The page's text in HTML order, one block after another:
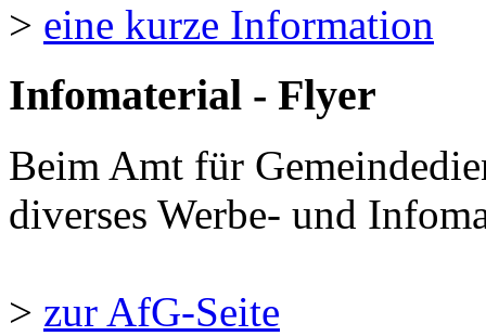
> eine kurze Information
Infomaterial - Flyer
Beim Amt für
diverses Werbe- und
> zur AfG-Seite